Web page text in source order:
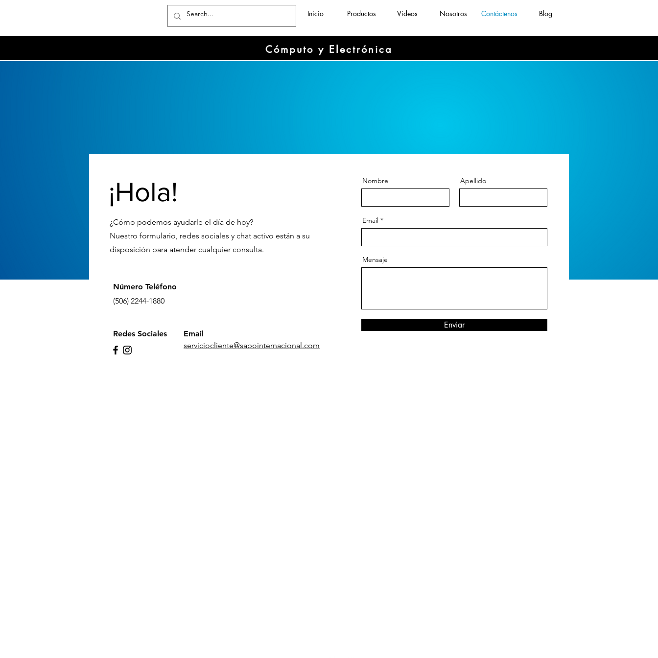
Inicio Productos Videos Nosotros Contáctenos Blog
Cómputo y Electrónica
¡Hola!
¿Cómo podemos ayudarle el día de hoy?
Nuestro formulario, redes sociales y chat activo están a su
disposición para atender cualquier consulta.
Número Teléfono
(506) 2244-1880
Email
Redes Sociales
serviciocliente@sabointernacional.com
Nombre Apellido
Email
Mensaje
Enviar